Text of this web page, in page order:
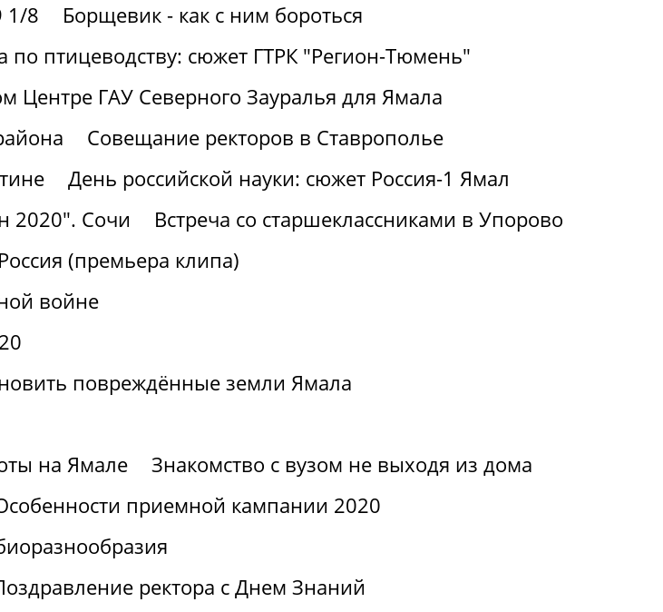
1/8
Борщевик - как с ним бороться
по птицеводству: сюжет ГТРК "Регион-Тюмень"
Центре ГАУ Северного Зауралья для Ямала
Совещание ректоров в Ставрополье
День российской науки: сюжет Россия-1 Ямал
2020". Сочи
Встреча со старшеклассниками в Упорово
(премьера клипа)
войне
повреждённые земли Ямала
на Ямале
Знакомство с вузом не выходя из дома
приемной кампании 2020
ректора с Днем Знаний